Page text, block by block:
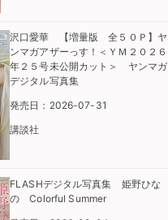
沢口愛華 【増量版 全５０Ｐ】ヤ
ンマガアザーっす！＜ＹＭ２０２６
年２５号未公開カット＞ ヤンマガ
デジタル写真集
発売日：2026-07-31
講談社
FLASHデジタル写真集 姫野ひな
の Colorful Summer